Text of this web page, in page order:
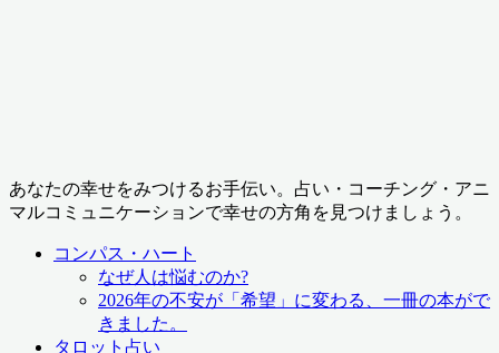
あなたの幸せをみつけるお手伝い。占い・コーチング・アニ
マルコミュニケーションで幸せの方角を見つけましょう。
コンパス・ハート
なぜ人は悩むのか?
2026年の不安が「希望」に変わる、一冊の本がで
きました。
タロット占い